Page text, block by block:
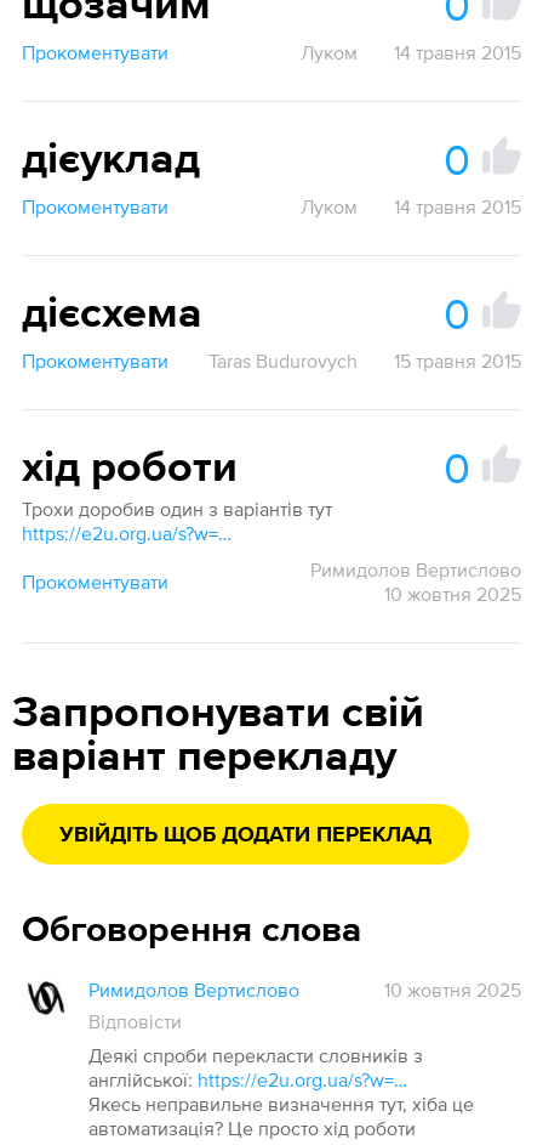
Прокоментувати Луком 14 травня 2015
дієуклад 0
Прокоментувати Луком 14 травня 2015
дієсхема 0
Прокоментувати Taras Budurovych 15 травня 2015
хід роботи 0
Трохи доробив один з варіантів тут
https://e2u.org.ua/s?w=Workflow&dicts=all&highlight=on&filter_lines=on
Прокоментувати
Римидолов Вертислово
10 жовтня 2025
Запропонувати свій
варіант перекладу
УВІЙДІТЬ ЩОБ ДОДАТИ ПЕРЕКЛАД
Обговорення слова
Римидолов Вертислово
10 жовтня 2025
Відповісти
Деякі спроби перекласти словників з
англійської:
https://e2u.org.ua/s?w=Workflow&dicts=all&highlight=on&filter_lines=on
Якесь неправильне визначення тут, хіба це
автоматизація? Це просто хід роботи